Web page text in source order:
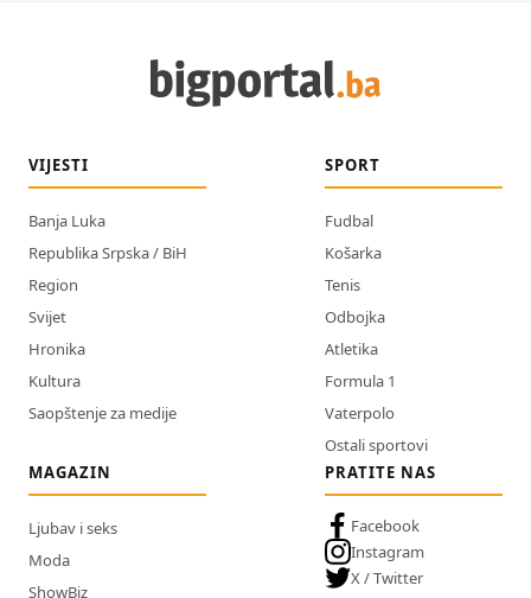
VIJESTI
Banja Luka
Republika Srpska / BiH
Region
Svijet
Hronika
Kultura
Saopštenje za medije
SPORT
Fudbal
Košarka
Tenis
Odbojka
Atletika
Formula 1
Vaterpolo
Ostali sportovi
MAGAZIN
Ljubav i seks
Moda
ShowBiz
PRATITE NAS
Facebook
Instagram
X / Twitter